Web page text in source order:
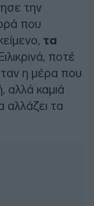
την
που
τα
ποτέ
η μέρα που
αλλά καμιά
τα